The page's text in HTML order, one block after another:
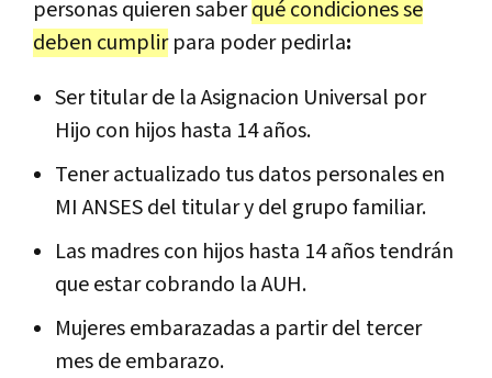
personas quieren saberqué condiciones se
deben cumplirpara poder pedirla:
Ser titular de la Asignacion Universal por
Hijo con hijos hasta 14 años.
Tener actualizado tus datos personales en
MI ANSES del titular y del grupo familiar.
Las madres con hijos hasta 14 años tendrán
que estar cobrando la AUH.
Mujeres embarazadas a partir del tercer
mes de embarazo.